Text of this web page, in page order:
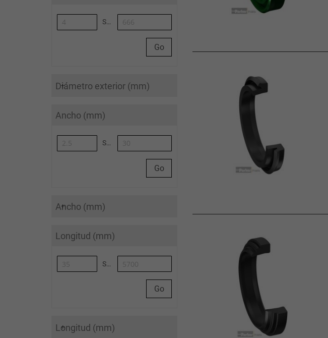
Synoa_AlgoliaArticleList-to
Go
Diámetro exterior (mm)
Ancho (mm)
Synoa_AlgoliaArticleList-to
Go
Ancho (mm)
Longitud (mm)
Synoa_AlgoliaArticleList-to
Go
Longitud (mm)